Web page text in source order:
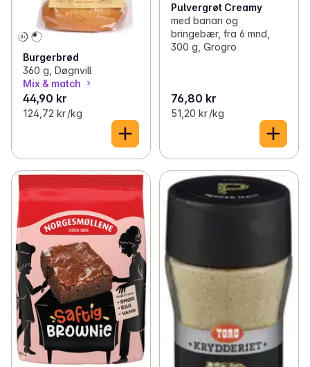
Burgerbrød
360 g, Døgnvill
Mix & match
44,90 kr
124,72 kr /kg
Pulvergrøt Creamy
med banan og
bringebær, fra 6 mnd,
300 g, Grogro
76,80 kr
51,20 kr /kg